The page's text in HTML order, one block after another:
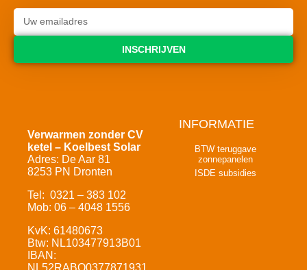
INSCHRIJVEN
Verwarmen zonder CV
ketel – Koelbest Solar
Adres: De Aar 81
8253 PN Dronten
Tel: 0321 – 383 102
Mob: 06 – 4048 1556
KvK: 61480673
Btw: NL103477913B01
IBAN:
NL52RABO0377871931
INFORMATIE
BTW teruggave
zonnepanelen
ISDE subsidies